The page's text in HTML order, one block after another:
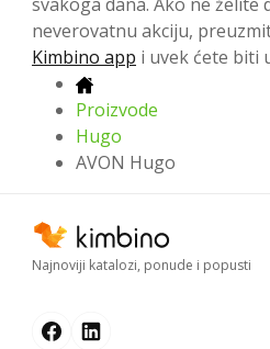
neverovatnu akciju,
Kimbino app i uvek ćete biti
Proizvode
Hugo
AVON Hugo
Najnoviji katalozi, ponude i popusti